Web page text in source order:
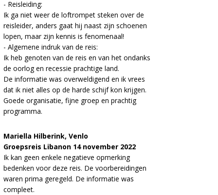
- Reisleiding:
Ik ga niet weer de loftrompet steken over de
reisleider, anders gaat hij naast zijn schoenen
lopen, maar zijn kennis is fenomenaal!
- Algemene indruk van de reis:
Ik heb genoten van de reis en van het ondanks
de oorlog en recessie prachtige land.
De informatie was overweldigend en ik vrees
dat ik niet alles op de harde schijf kon krijgen.
Goede organisatie, fijne groep en prachtig
programma.
Mariella Hilberink, Venlo
Groepsreis Libanon 14 november 2022
Ik kan geen enkele negatieve opmerking
bedenken voor deze reis. De voorbereidingen
waren prima geregeld. De informatie was
compleet.